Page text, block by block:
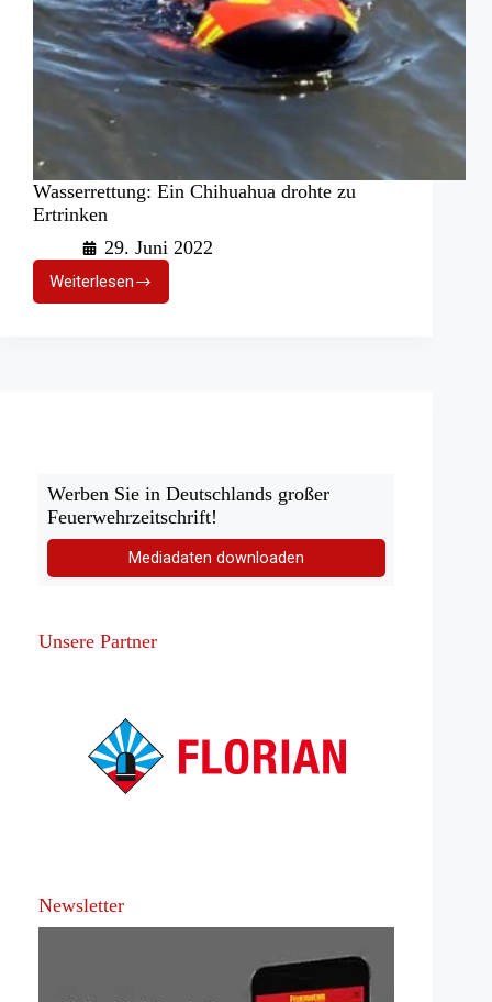
Wasserrettung: Ein Chihuahua drohte zu
Ertrinken
29. Juni 2022
WeiterlesenWasserrettung:
Ein
Werben Sie in Deutschlands großer
Feuerwehrzeitschrift!
Mediadaten downloaden
Unsere Partner
Newsletter